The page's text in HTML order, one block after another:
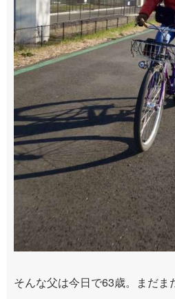
そんな父は今日で63歳。まだま